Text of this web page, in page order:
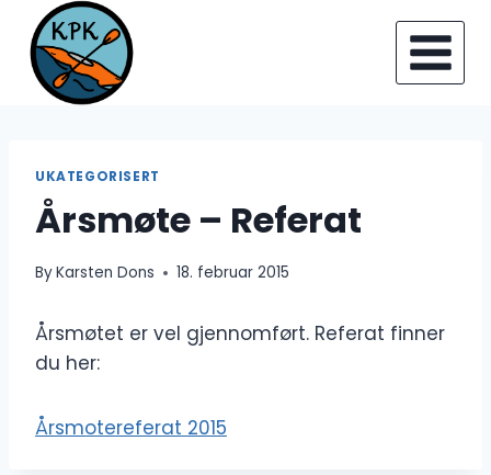
content
UKATEGORISERT
Årsmøte – Referat
ByKarsten Dons 18. februar 2015
Årsmøtet er vel gjennomført. Referat finner
du her:
Årsmotereferat 2015